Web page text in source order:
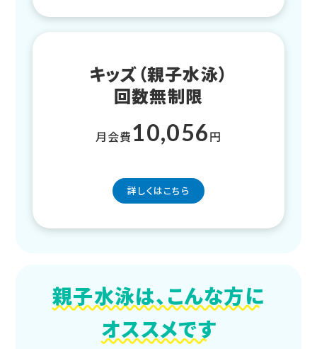
キッズ（親子水泳）
回数無制限
月会費10,056円
詳しくはこちら
親子水泳は、こんな方に
オススメです